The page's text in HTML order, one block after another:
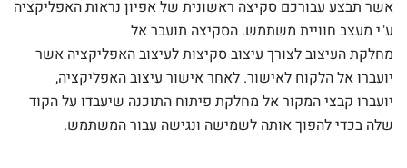
אשר תבצע עבורכם סקיצה ראשונית של אפיון נראות האפליקציה
ע"י מעצב חוויית משתמש. הסקיצה תועבר אל
מחלקת העיצוב לצורך עיצוב סקיצות לעיצוב האפליקציה אשר
יועברו אל הלקוח לאישור. לאחר אישור עיצוב האפליקציה,
יועברו קבצי המקור אל מחלקת פיתוח התוכנה שיעבדו על הקוד
שלה בכדי להפוך אותה לשמישה ונגישה עבור המשתמש.